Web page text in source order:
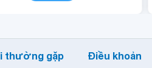
thường gặp Điều khoản